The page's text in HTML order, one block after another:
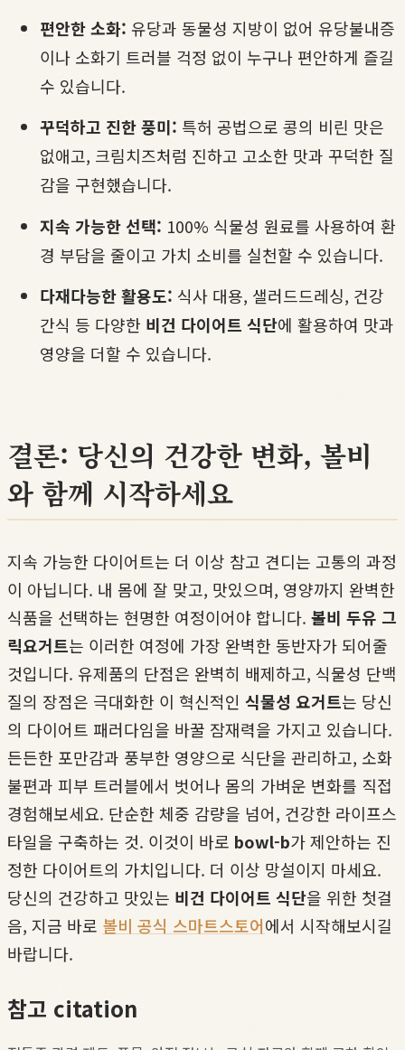
편안한 소화: 유당과 동물성 지방이 없어 유당불내증
이나 소화기 트러블 걱정 없이 누구나 편안하게 즐길
수 있습니다.
꾸덕하고 진한 풍미: 특허 공법으로 콩의 비린 맛은
없애고, 크림치즈처럼 진하고 고소한 맛과 꾸덕한 질
감을 구현했습니다.
지속 가능한 선택: 100% 식물성 원료를 사용하여 환
경 부담을 줄이고 가치 소비를 실천할 수 있습니다.
다재다능한 활용도: 식사 대용, 샐러드드레싱, 건강
간식 등 다양한 비건 다이어트 식단에 활용하여 맛과
영양을 더할 수 있습니다.
결론: 당신의 건강한 변화, 볼비
와 함께 시작하세요
지속 가능한 다이어트는 더 이상 참고 견디는 고통의 과정
이 아닙니다. 내 몸에 잘 맞고, 맛있으며, 영양까지 완벽한
식품을 선택하는 현명한 여정이어야 합니다. 볼비 두유 그
릭요거트는 이러한 여정에 가장 완벽한 동반자가 되어줄
것입니다. 유제품의 단점은 완벽히 배제하고, 식물성 단백
질의 장점은 극대화한 이 혁신적인 식물성 요거트는 당신
의 다이어트 패러다임을 바꿀 잠재력을 가지고 있습니다.
든든한 포만감과 풍부한 영양으로 식단을 관리하고, 소화
불편과 피부 트러블에서 벗어나 몸의 가벼운 변화를 직접
경험해보세요. 단순한 체중 감량을 넘어, 건강한 라이프스
타일을 구축하는 것. 이것이 바로 bowl-b가 제안하는 진
정한 다이어트의 가치입니다. 더 이상 망설이지 마세요.
당신의 건강하고 맛있는 비건 다이어트 식단을 위한 첫걸
음, 지금 바로 볼비 공식 스마트스토어에서 시작해보시길
바랍니다.
참고 citation